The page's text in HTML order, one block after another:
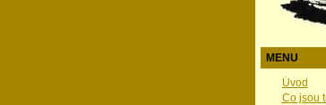
MENU
Úvod
Co jsou